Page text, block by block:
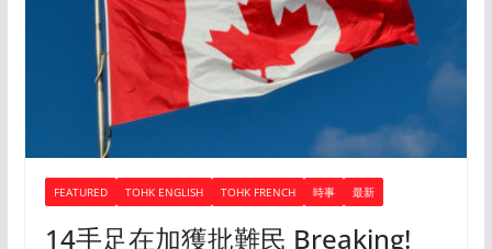
FEATURED TOHK ENGLISH TOHK FRENCH 時事 最新
14手足在加獲批難民 Breaking!